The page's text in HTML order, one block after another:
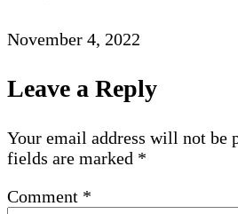
November 4, 2022
Leave a Reply
Your email address will not be
fields are marked *
Comment *